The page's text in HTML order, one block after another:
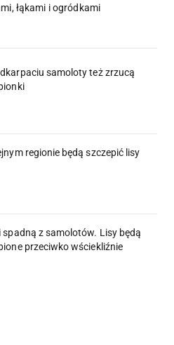
łąkami i ogródkami
samoloty też zrzucą
regionie będą szczepić lisy
spadną z samolotów. Lisy będą
przeciwko wściekliźnie